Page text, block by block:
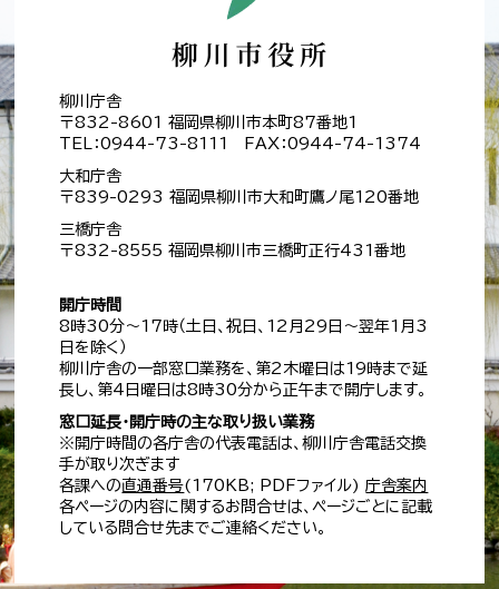
柳川庁舎
〒832-8601 福岡県柳川市本町87番地1
TEL：0944-73-8111 FAX：0944-74-1374
大和庁舎
〒839-0293 福岡県柳川市大和町鷹ノ尾120番地
三橋庁舎
〒832-8555 福岡県柳川市三橋町正行431番地
開庁時間
8時30分～17時（土日、祝日、12月29日～翌年1月3
日を除く）
柳川庁舎の一部窓口業務を、第2木曜日は19時まで延
長し、第4日曜日は8時30分から正午まで開庁します。
窓口延長・開庁時の主な取り扱い業務
※開庁時間の各庁舎の代表電話は、柳川庁舎電話交換
手が取り次ぎます
各課への直通番号(170KB; PDFファイル)庁舎案内
各ページの内容に関するお問合せは、ページごとに記載
している問合せ先までご連絡ください。